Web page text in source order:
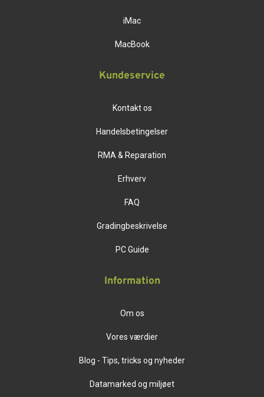
iMac
MacBook
Kundeservice
Kontakt os
Handelsbetingelser
RMA & Reparation
Erhverv
FAQ
Gradingbeskrivelse
PC Guide
Information
Om os
Vores værdier
Blog - Tips, tricks og nyheder
Datamarked og miljøet